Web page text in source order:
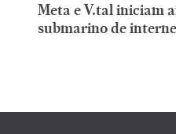
Meta e V.tal iniciam
submarino de